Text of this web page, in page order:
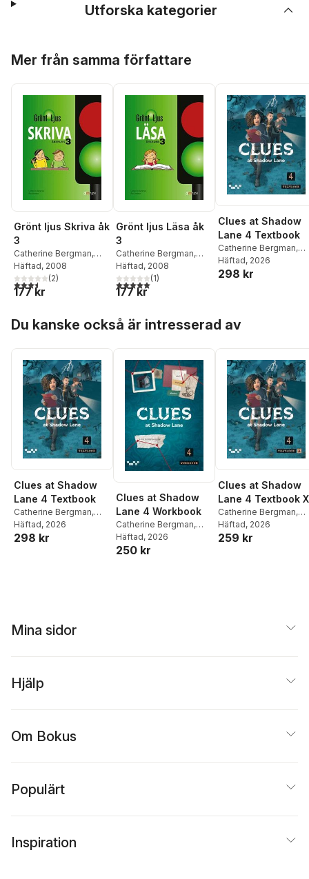
Utforska kategorier
Mer från samma författare
Grönt ljus Skriva åk
3
Catherine Bergman,
Åsa Jansson
Häftad, 2008
3,5utav 5 stjärnor. Totalt antal röster:
(2)
177 kr
Grönt ljus Läsa åk
3
Catherine Bergman,
Åsa Jansson
Häftad, 2008
5,0utav 5 stjärnor. Totalt antal röster:
(1)
177 kr
Clues at Shadow
Lane 4 Textbook
Catherine Bergman,
Mona Liljedahl
Winqvist
Häftad, 2026
298 kr
Du kanske också är intresserad av
Clues at Shadow
Lane 4 Textbook
Catherine Bergman,
Mona Liljedahl
Winqvist
Häftad, 2026
298 kr
Clues at Shadow
Lane 4 Workbook
Catherine Bergman,
Fern Scott Olsson
Mona Liljedahl
Häftad, 2026
250 kr
Clues at Shadow
Lane 4 Textbook X
Catherine Bergman,
Karin Westhead
Liljedahl,
Häftad, 2026
259 kr
Mina sidor
Hjälp
Om Bokus
Populärt
Inspiration